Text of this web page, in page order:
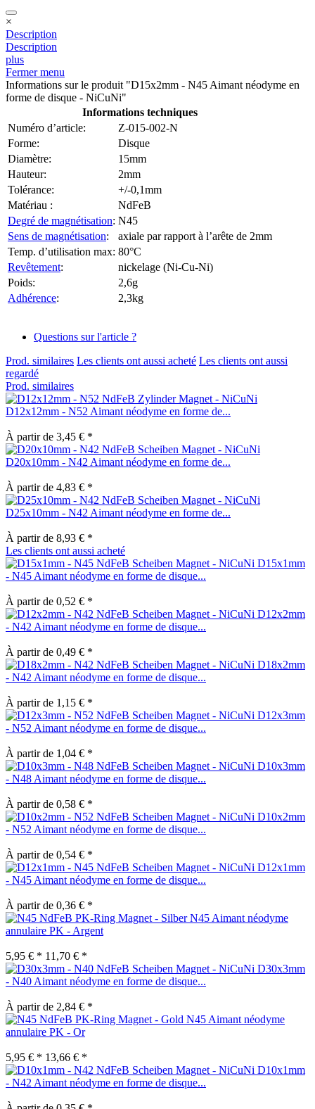
×
Description
Description
plus
Fermer menu
Informations sur le produit "D15x2mm - N45 Aimant néodyme en
forme de disque - NiCuNi"
Informations techniques
Numéro d’article:
Z-015-002-N
Forme:
Disque
Diamètre:
15mm
Hauteur:
2mm
Tolérance:
+/-0,1mm
Matériau :
NdFeB
Degré de magnétisation: N45
Sens de magnétisation:
axiale par rapport à l’arête de 2mm
Temp. d’utilisation max: 80°C
Revêtement:
nickelage (Ni-Cu-Ni)
Poids:
2,6g
Adhérence: 2,3kg
Questions sur l'article ?
Prod. similaires Les clients ont aussi acheté Les clients ont aussi
regardé
Prod. similaires
D12x12mm - N52 Aimant néodyme en forme de...
À partir de 3,45 € *
D20x10mm - N42 Aimant néodyme en forme de...
À partir de 4,83 € *
D25x10mm - N42 Aimant néodyme en forme de...
À partir de 8,93 € *
Les clients ont aussi acheté
D15x1mm
- N45 Aimant néodyme en forme de disque...
À partir de 0,52 € *
D12x2mm
- N42 Aimant néodyme en forme de disque...
À partir de 0,49 € *
D18x2mm
- N42 Aimant néodyme en forme de disque...
À partir de 1,15 € *
D12x3mm
- N52 Aimant néodyme en forme de disque...
À partir de 1,04 € *
D10x3mm
- N48 Aimant néodyme en forme de disque...
À partir de 0,58 € *
D10x2mm
- N52 Aimant néodyme en forme de disque...
À partir de 0,54 € *
D12x1mm
- N45 Aimant néodyme en forme de disque...
À partir de 0,36 € *
N45 Aimant néodyme
annulaire PK - Argent
5,95 € * 11,70 € *
D30x3mm
- N40 Aimant néodyme en forme de disque...
À partir de 2,84 € *
N45 Aimant néodyme
annulaire PK - Or
5,95 € * 13,66 € *
D10x1mm
- N42 Aimant néodyme en forme de disque...